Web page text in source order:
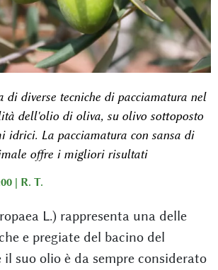
di diverse tecniche di pacciamatura nel
dell'olio di oliva, su olivo sottoposto
idrici. La pacciamatura con sansa di
offre i migliori risultati
| R. T.
L.) rappresenta una delle
e pregiate del bacino del
suo olio è da sempre considerato